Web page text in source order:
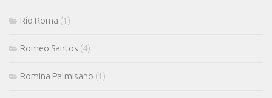
Río Roma (1)
Romeo Santos (4)
Romina Palmisano (1)